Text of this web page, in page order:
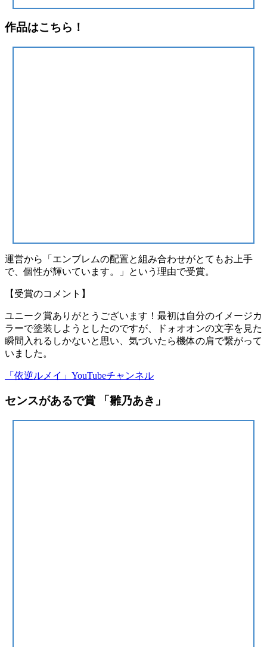
作品はこちら！
運営から「エンブレムの配置と組み合わせがとてもお上手
で、個性が輝いています。」という理由で受賞。
【受賞のコメント】
ユニーク賞ありがとうございます！最初は自分のイメージカ
ラーで塗装しようとしたのですが、ドォオオンの文字を見た
瞬間入れるしかないと思い、気づいたら機体の肩で繋がって
いました。
「依逆ルメイ」YouTubeチャンネル
センスがあるで賞 「雛乃あき」